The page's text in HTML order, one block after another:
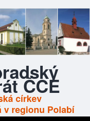
ČCE
církev
v regionu Polabí